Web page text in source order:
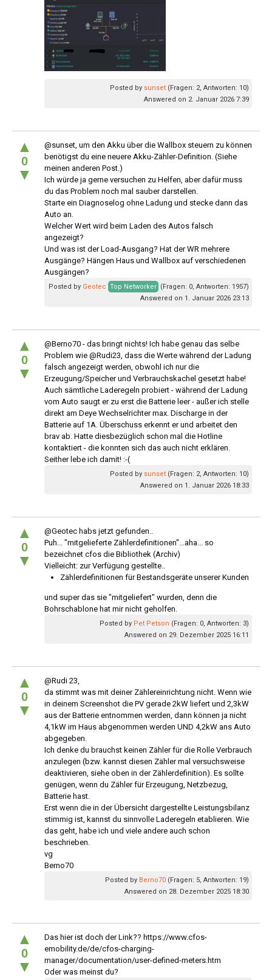
Posted by sunset (Fragen: 2, Antworten: 10)
Answered on 2. Januar 2026 7:39
▲
0
▼
@sunset, um den Akku über die Wallbox steuern zu können
benötigst du eine neuere Akku-Zähler-Definition. (Siehe
meinen anderen Post.)
Ich würde ja gerne versuchen zu Helfen, aber dafür muss
du das Problem noch mal sauber darstellen.
Starte ein Diagnoselog ohne Ladung und stecke dann das
Auto an.
Welcher Wert wird beim Laden des Autos falsch
angezeigt?
Und was ist der Load-Ausgang? Hat der WR mehrere
Ausgänge? Hängen Haus und Wallbox auf verschiedenen
Ausgängen?
Posted by Geotec Top Networker (Fragen: 0, Antworten: 1957)
Answered on 1. Januar 2026 23:13
▲
0
▼
@Berno70 - das bringt nichts! Ich habe genau das selbe
Problem wie @Rudi23, dass die Werte während der Ladung
falsch angezeigt werden, obwohl ich nur die
Erzeugung/Speicher und Verbrauchskachel gesetzt habe!
Auch sämtliche Laderegeln probiert - während der Ladung
vom Auto saugt er zu erst die Batterie leer - außer ich stelle
direkt am Deye Wechselrichter max. Discharge in der
Batterie auf 1A. Überschuss erkennt er und arbeitet den
brav ab. Hatte diesbezüglich schon mal die Hotline
kontaktiert - die konnten sich das auch nicht erklären.
Seither lebe ich damit! :-(
Posted by sunset (Fragen: 2, Antworten: 10)
Answered on 1. Januar 2026 18:33
▲
0
▼
@Geotec habs jetzt gefunden..
Puh... "mitgelieferte Zählerdefinitionen"...aha... so
bezeichnet cfos die Bibliothek (Archiv)
Vielleicht: zur Verfügung gestellte..
Zählerdefinitionen für Bestandsgeräte unserer Kunden
und super das sie "mitgeliefert" wurden, denn die
Bohrschablone hat mir nicht geholfen.
Posted by Pet Petson (Fragen: 0, Antworten: 3)
Answered on 29. Dezember 2025 16:11
▲
0
▼
@Rudi 23,
da stimmt was mit deiner Zählereinrichtung nicht. Wenn wie
in deinem Screenshot die PV gerade 2kW liefert und 2,3kW
aus der Batterie entnommen werden, dann können ja nicht
4,1kW im Haus abgenommen werden UND 4,2kW ans Auto
abgegeben.
Ich denke du brauchst keinen Zähler für die Rolle Verbrauch
anzulegen (bzw. kannst diesen Zähler mal versuchsweise
deaktivieren, siehe oben in der Zählerdefinition). Es sollte
genügen, wenn du Zähler für Erzeugung, Netzbezug,
Batterie hast.
Erst wenn die in der Übersicht dargestellte Leistungsbilanz
stimmig ist, kannst du sinnvolle Laderegeln etablieren. Wie
das geht, habe ich und viele andere auch schon
beschrieben.
vg
Berno70
Posted by Berno70 (Fragen: 5, Antworten: 19)
Answered on 28. Dezember 2025 18:30
▲
0
▼
Das hier ist doch der Link?? https://www.cfos-
emobility.de/de/cfos-charging-
manager/documentation/user-defined-meters.htm
Oder was meinst du?